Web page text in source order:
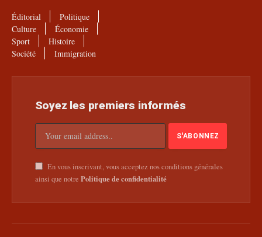
Éditorial
Politique
Culture
Économie
Sport
Histoire
Société
Immigration
Soyez les premiers informés
En vous inscrivant, vous acceptez nos conditions générales
ainsi que notre Politique de confidentialité